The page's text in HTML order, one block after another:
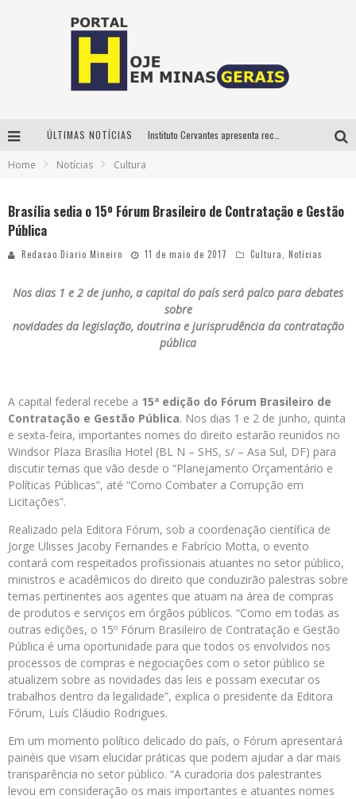
ÚLTIMAS NOTÍCIAS
Home Notícias Cultura
Brasília sedia o 15º Fórum Brasileiro de Contratação e Gestão
Pública
Redacao Diario Mineiro 11 de maio de 2017 Cultura Notícias
Nos dias 1 e 2 de junho, a capital do país será palco para debates
sobre
novidades da legislação, doutrina e jurisprudência da contratação
pública
A capital federal recebe a 15ª edição do Fórum Brasileiro de
Contratação e Gestão Pública. Nos dias 1 e 2 de junho, quinta
e sexta-feira, importantes nomes do direito estarão reunidos no
Windsor Plaza Brasília Hotel (BL N – SHS, s/ – Asa Sul, DF) para
discutir temas que vão desde o “Planejamento Orçamentário e
Políticas Públicas”, até “Como Combater a Corrupção em
Licitações”.
Realizado pela Editora Fórum, sob a coordenação científica de
Jorge Ulisses Jacoby Fernandes e Fabrício Motta, o evento
contará com respeitados profissionais atuantes no setor público,
ministros e acadêmicos do direito que conduzirão palestras sobre
temas pertinentes aos agentes que atuam na área de compras
de produtos e serviços em órgãos públicos. “Como em todas as
outras edições, o 15º Fórum Brasileiro de Contratação e Gestão
Pública é uma oportunidade para que todos os envolvidos nos
processos de compras e negociações com o setor público se
atualizem sobre as novidades das leis e possam executar os
trabalhos dentro da legalidade”, explica o presidente da Editora
Fórum, Luís Cláudio Rodrigues.
Em um momento político delicado do país, o Fórum apresentará
painéis que visam elucidar práticas que podem ajudar a dar mais
transparência no setor público. “A curadoria dos palestrantes
levou em consideração os mais importantes e atuantes nomes